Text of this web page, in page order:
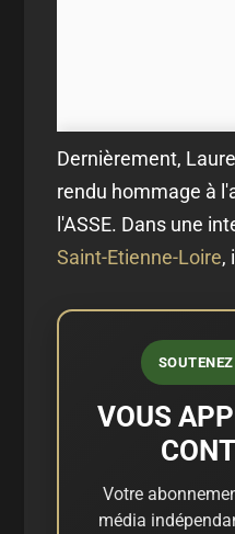
Dernièrement,
rendu hommage à
l'ASSE. Dans une
Saint-Etienne-Loire,
VOUS
Votre
média